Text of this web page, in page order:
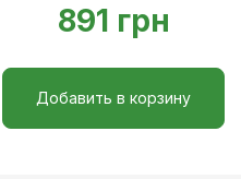
891 грн
Добавить в корзину